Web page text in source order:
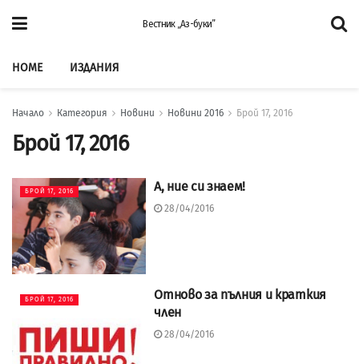
Вестник „Аз-буки”
HOME ИЗДАНИЯ
Начало Категория Новини Новини 2016 Брой 17, 2016
Брой 17, 2016
БРОЙ 17, 2016 А, ние си знаем!
28/04/2016
БРОЙ 17, 2016
Отново за пълния и краткия
член
28/04/2016